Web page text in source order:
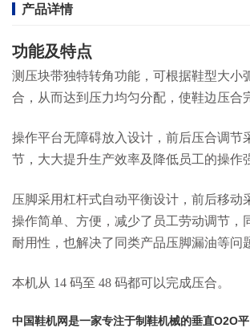
产品详情
功能及特点
测压块带独特转角功能，可根据鞋型大小
合，从而达到压力均匀分配，使鞋边压合
操作平台无障碍放入设计，前后压合调节
节，大大提升生产效率及降低员工的操作
压脚采用杠杆式自动平衡设计，前后移动
操作简单、方便，减少了员工劳动调节，
耐用性，也解决了同类产品压脚漏油等问
本机从 14 码至 48 码都可以完成压合。
中国鞋机网是一家专注于制鞋机械的垂直O2O